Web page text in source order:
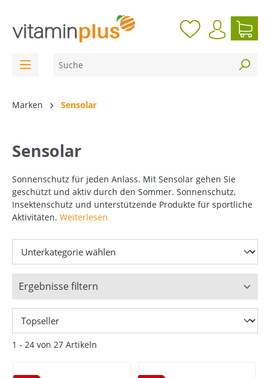
Marken Sensolar
Sensolar
Sonnenschutz für jeden Anlass. Mit Sensolar gehen Sie
geschützt und aktiv durch den Sommer. Sonnenschutz,
Insektenschutz und unterstützende Produkte für sportliche
Aktivitäten. Weiterlesen
Ergebnisse filtern
1 - 24 von 27 Artikeln